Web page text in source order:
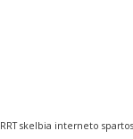
RRT skelbia interneto